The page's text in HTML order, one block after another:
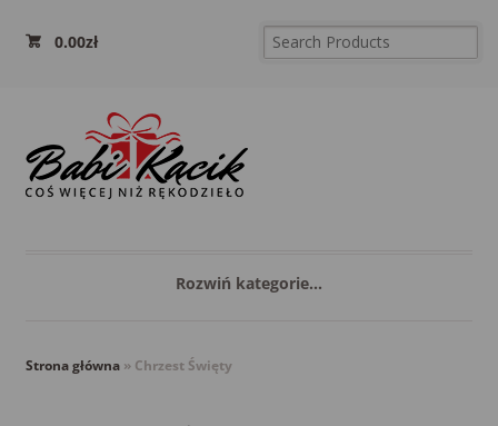
0.00zł
Rozwiń kategorie...
Strona główna» Chrzest Święty